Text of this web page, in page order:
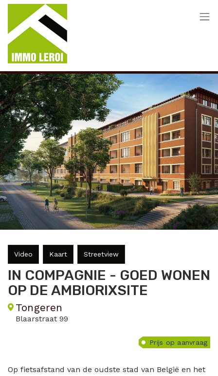
Menu overslaan en naar de inhoud gaan
IN COMPAGNIE - GOED WONEN
OP DE AMBIORIXSITE
Tongeren
Blaarstraat 99
Prijs op aanvraag
Video Kaart Streetview
Op fietsafstand van de oudste stad van België en het